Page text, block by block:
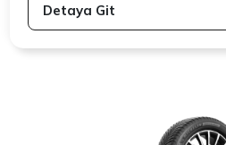
Detaya Git